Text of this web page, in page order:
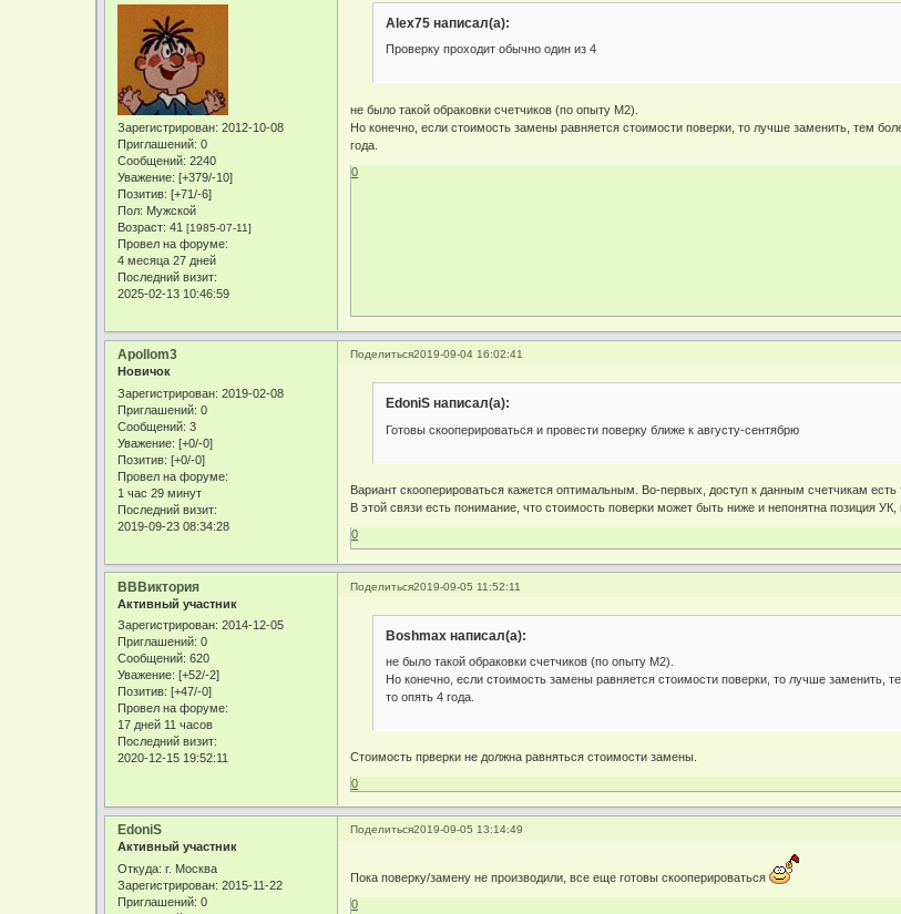
Зарегистрирован: 2012-10-08
Приглашений: 0
Сообщений: 2240
Уважение: [+379/-10]
Позитив: [+71/-6]
Пол: Мужской
Возраст: 41[1985-07-11]
Провел на форуме:
4 месяца 27 дней
Последний визит:
2025-02-13 10:46:59
Alex75 написал(а):
Проверку проходит обычно один из 4
не было такой обраковки счетчиков (по опыту М2).
Но конечно, если стоимость замены равняется стоимости поверки, то лучше заменить, тем
года.
0
Поделиться2019-09-04 16:02:41
Apollom3
Новичок
Зарегистрирован: 2019-02-08
Приглашений: 0
Сообщений: 3
Уважение: [+0/-0]
Позитив: [+0/-0]
Провел на форуме:
1 час 29 минут
Последний визит:
2019-09-23 08:34:28
EdoniS написал(а):
Готовы скооперироваться и провести поверку ближе к августу-сентябрю
Вариант скооперироваться кажется оптимальным. Во-первых, доступ к данным счетчикам
В этой связи есть понимание, что стоимость поверки может быть ниже и непонятна позиция УК,
0
Поделиться2019-09-05 11:52:11
ВВВиктория
Активный участник
Зарегистрирован: 2014-12-05
Приглашений: 0
Сообщений: 620
Уважение: [+52/-2]
Позитив: [+47/-0]
Провел на форуме:
17 дней 11 часов
Последний визит:
2020-12-15 19:52:11
Boshmax написал(а):
не было такой обраковки счетчиков (по опыту М2).
Но конечно, если стоимость замены равняется стоимости поверки, то лучше заменить,
то опять 4 года.
Стоимость прверки не должна равняться стоимости замены.
0
Поделиться2019-09-05 13:14:49
EdoniS
Активный участник
Откуда: г. Москва
Зарегистрирован: 2015-11-22
Приглашений: 0
Пока поверку/замену не производили, все еще готовы скооперироваться
0